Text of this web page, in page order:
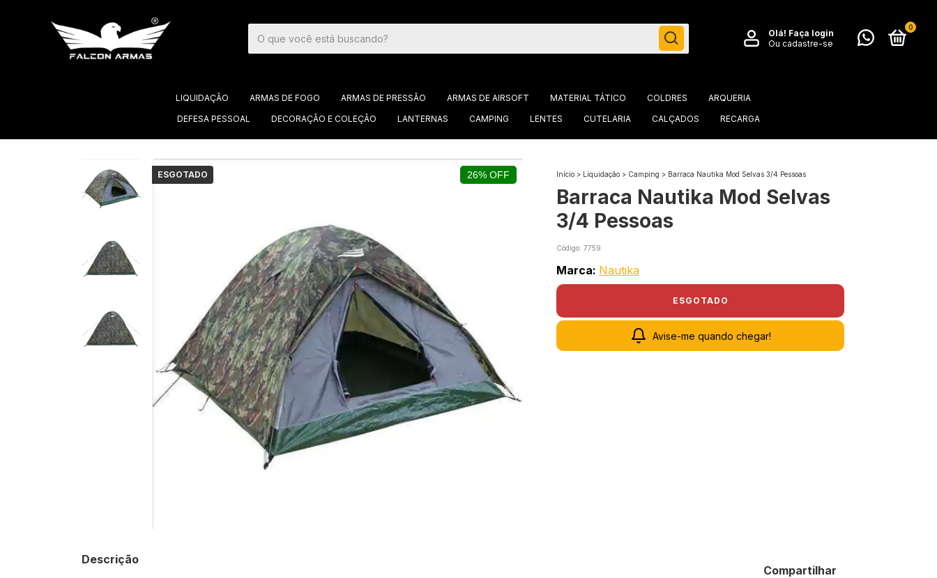
Olá! Faça login
Ou cadastre-se
0
LIQUIDAÇÃO ARMAS DE FOGO ARMAS DE PRESSÃO ARMAS DE AIRSOFT MATERIAL TÁTICO COLDRES
ARQUERIA
DEFESA PESSOAL
DECORAÇÃO E COLEÇÃO LANTERNAS CAMPING LENTES CUTELARIA CALÇADOS RECARGA
ESGOTADO 26% OFF Início > Liquidação > Camping > Barraca Nautika Mod Selvas 3/4 Pessoas
Barraca Nautika Mod Selvas
3/4 Pessoas
Código: 7759
Marca: Nautika
Avise-me quando chegar!
Descrição
Compartilhar